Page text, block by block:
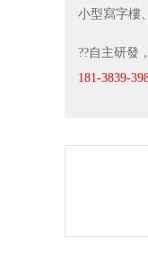
小型寫字樓
??自主研發
181-3839-